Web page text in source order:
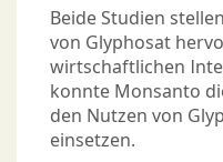
Beide Studien
von Glyphosat
wirtschaftlichen
konnte Monsanto
den Nutzen von
einsetzen.